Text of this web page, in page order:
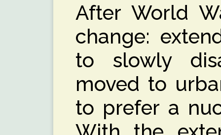
After World
change:
to slowly
moved to
to prefer a